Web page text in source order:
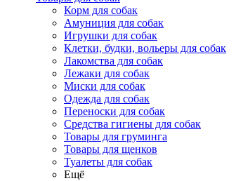
Корм для собак
Амуниция для собак
Игрушки для собак
Клетки, будки, вольеры для собак
Лакомства для собак
Лежаки для собак
Миски для собак
Одежда для собак
Переноски для собак
Средства гигиены для собак
Товары для груминга
Товары для щенков
Туалеты для собак
Ещё